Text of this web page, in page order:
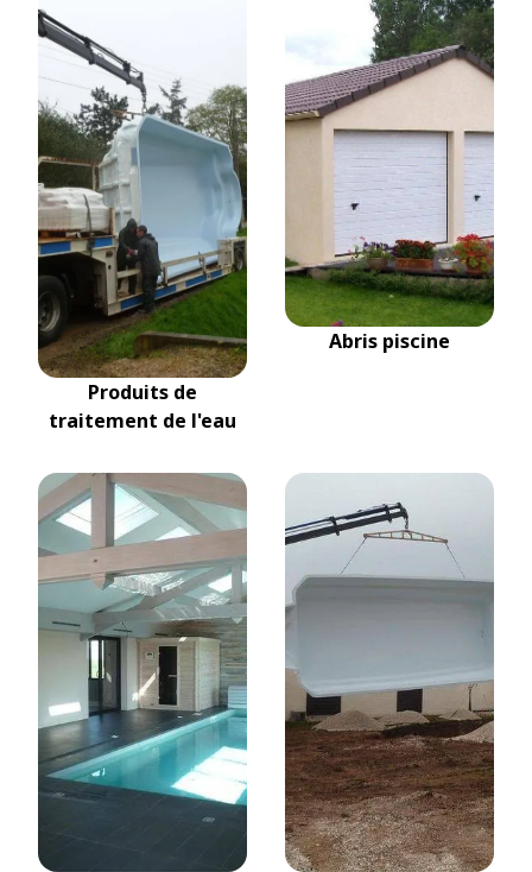
Produits de
traitement de l'eau
Abris piscine